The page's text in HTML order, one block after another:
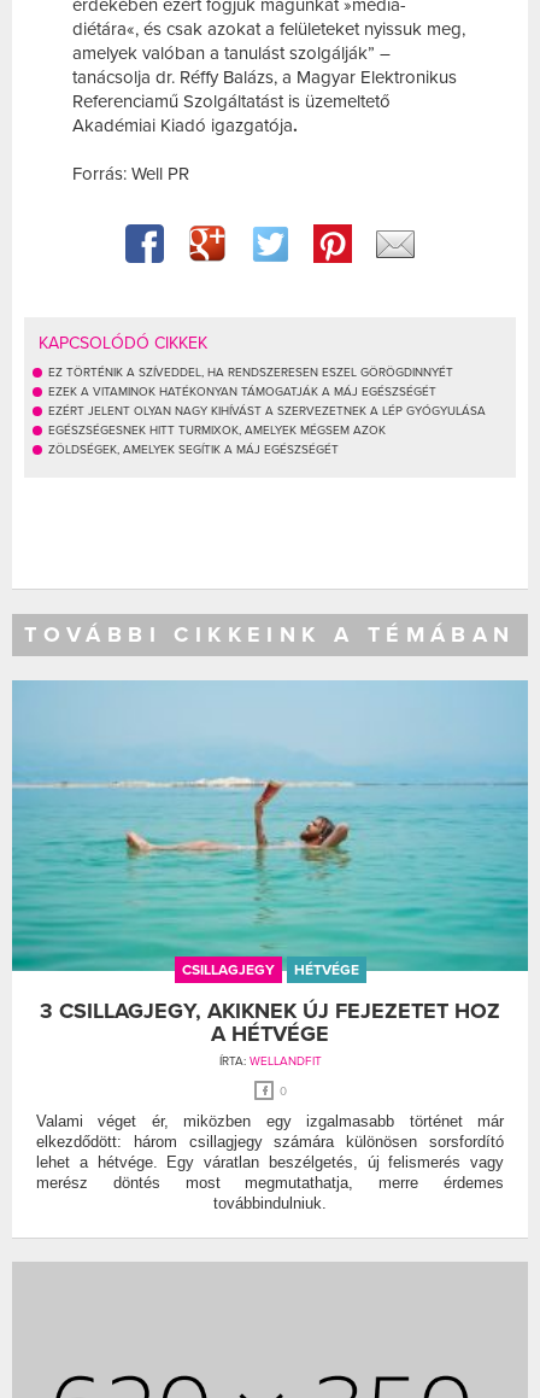
érdekében ezért fogjuk magunkat »média-
diétára«, és csak azokat a felületeket nyissuk meg,
amelyek valóban a tanulást szolgálják” –
tanácsolja dr. Réffy Balázs, a Magyar Elektronikus
Referenciamű Szolgáltatást is üzemeltető
Akadémiai Kiadó igazgatója.
Forrás: Well PR
KAPCSOLÓDÓ CIKKEK
EZ TÖRTÉNIK A SZÍVEDDEL, HA RENDSZERESEN ESZEL GÖRÖGDINNYÉT
EZEK A VITAMINOK HATÉKONYAN TÁMOGATJÁK A MÁJ EGÉSZSÉGÉT
EZÉRT JELENT OLYAN NAGY KIHÍVÁST A SZERVEZETNEK A LÉP GYÓGYULÁSA
EGÉSZSÉGESNEK HITT TURMIXOK, AMELYEK MÉGSEM AZOK
ZÖLDSÉGEK, AMELYEK SEGÍTIK A MÁJ EGÉSZSÉGÉT
TOVÁBBI CIKKEINK A TÉMÁBAN
CSILLAGJEGY HÉTVÉGE
3 CSILLAGJEGY, AKIKNEK ÚJ FEJEZETET HOZ
A HÉTVÉGE
ÍRTA: WELLANDFIT
0
Valami véget ér, miközben egy izgalmasabb történet már
elkezdődött: három csillagjegy számára különösen sorsfordító
lehet a hétvége. Egy váratlan beszélgetés, új felismerés vagy
merész döntés most megmutathatja, merre érdemes
továbbindulniuk.